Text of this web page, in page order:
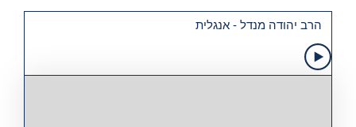
הרב יהודה מנדל - אנגלית